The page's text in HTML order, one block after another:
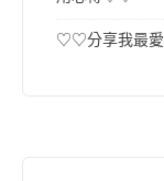
♡♡分享我最